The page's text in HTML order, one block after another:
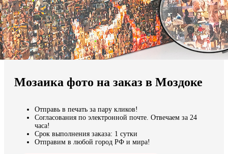
Мы доставляем по всему миру
Продолжить без города
Мозаика фото на заказ в Моздоке
Отправь в печать за пару кликов!
Согласования по электронной почте. Отвечаем за 24
часа!
Срок выполнения заказа: 1 сутки
Отправим в любой город РФ и мира!